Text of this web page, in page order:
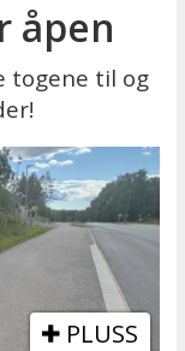
åpen
togene til og
PLUSS